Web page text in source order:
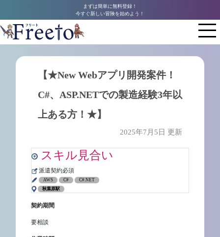
まずは簡単に無料登録！
今すぐ新しい冒険を始めよう！
【★New Webアプリ開発案件！
C#、ASP.NETでの製造経験3年以
上ある方！★】
2025年7月5日 更新
スキル見合い
派遣契約必須
AWS C#
C#.NET
秋葉原駅
契約期間
要相談